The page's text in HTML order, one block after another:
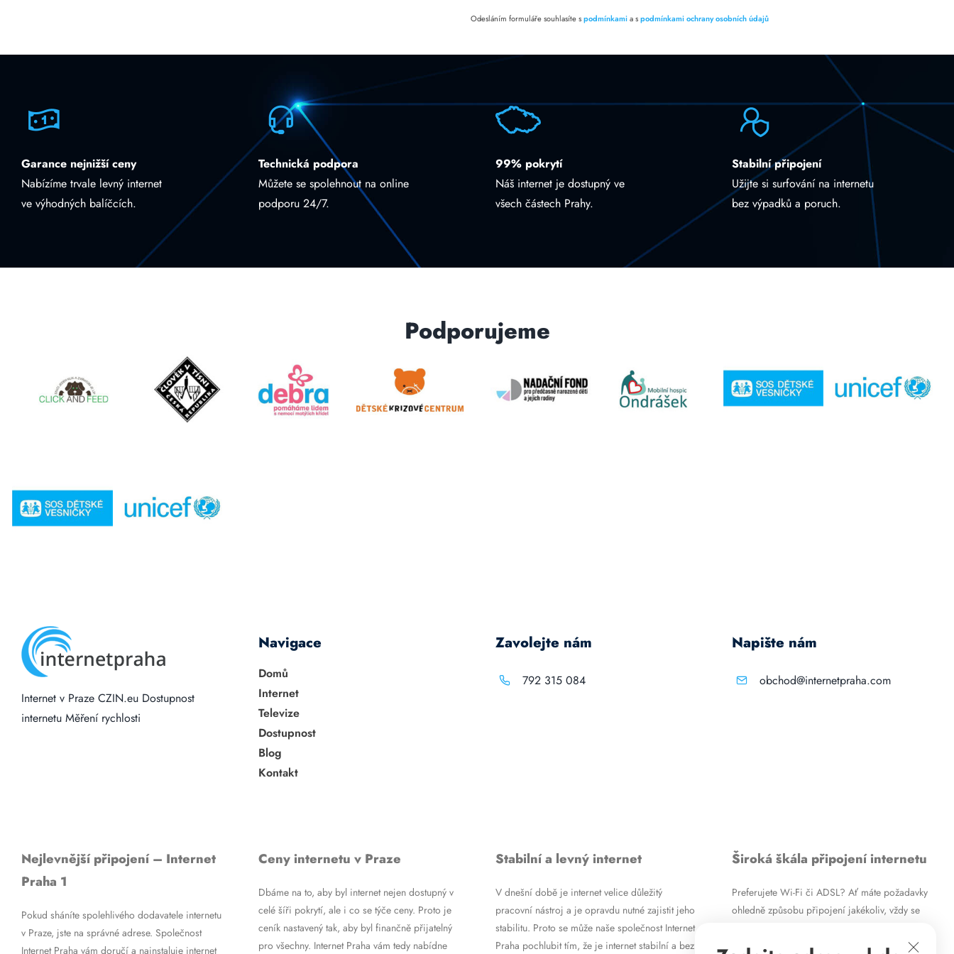
Odesláním formuláře souhlasíte spodmínkamia spodmínkami ochrany osobních údajů
Garance nejnižší ceny
Nabízíme trvale levný internet
ve výhodných balíčcích.
Technická podpora
Můžete se spolehnout na online
podporu 24/7.
99% pokrytí
Náš internet je dostupný ve
všech částech Prahy.
Stabilní připojení
Užijte si surfování na internetu
bez výpadků a poruch.
Podporujeme
Internet v Praze CZIN.eu Dostupnost
internetu Měření rychlosti
Navigace
Domů
Internet
Televize
Dostupnost
Blog
Kontakt
Zavolejte nám
792 315 084
Napište nám
obchod@internetpraha.com
Nejlevnější připojení – Internet
Praha 1
Pokud sháníte spolehlivého dodavatele internetu
v Praze, jste na správné adrese. Společnost
Internet Praha vám doručí a nainstaluje internet
Ceny internetu v Praze
Dbáme na to, aby byl internet nejen dostupný v
celé šíři pokrytí, ale i co se týče ceny. Proto je
ceník nastavený tak, aby byl finančně přijatelný
pro všechny. Internet Praha vám tedy nabídne
Stabilní a levný internet
V dnešní době je internet velice důležitý
pracovní nástroj a je opravdu nutné zajistit jeho
stabilitu. Proto se může naše společnost Internet
Praha pochlubit tím, že je internet stabilní a bez
Široká škála připojení internetu
Preferujete Wi-Fi či ADSL? Ať máte požadavky
ohledně způsobu připojení jakékoliv, vždy se
vysokorychlostního ADSL internetu nabízíme